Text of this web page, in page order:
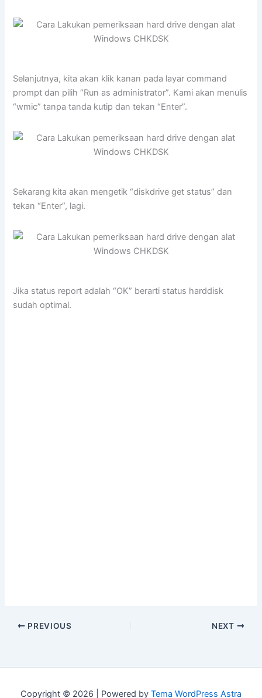
Selanjutnya, kita akan klik kanan pada layar command
prompt dan pilih “Run as administrator”. Kami akan menulis
“wmic” tanpa tanda kutip dan tekan “Enter”.
Sekarang kita akan mengetik “diskdrive get status” dan
tekan “Enter”, lagi.
Jika status report adalah “OK” berarti status harddisk
sudah optimal.
PREVIOUS NEXT
Copyright © 2026 | Powered by Tema WordPress Astra